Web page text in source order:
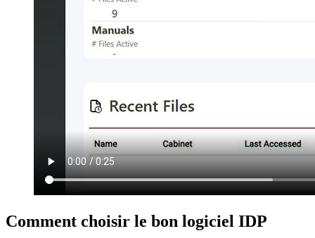
Comment choisir le bon logiciel IDP